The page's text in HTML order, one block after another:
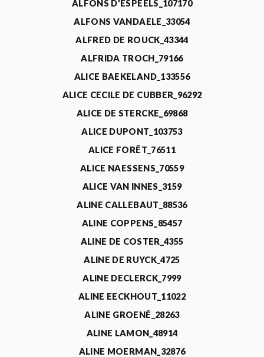
ALFONS D’ESPEELS_107170
ALFONS VANDAELE_33054
ALFRED DE ROUCK_43344
ALFRIDA TROCH_79166
ALICE BAEKELAND_133556
ALICE CECILE DE CUBBER_96292
ALICE DE STERCKE_69868
ALICE DUPONT_103753
ALICE FORÊT_76511
ALICE NAESSENS_70559
ALICE VAN INNES_3159
ALINE CALLEBAUT_88536
ALINE COPPENS_85457
ALINE DE COSTER_4355
ALINE DE RUYCK_4725
ALINE DECLERCK_7999
ALINE EECKHOUT_11022
ALINE GROENÉ_28263
ALINE LAMON_48914
ALINE MOERMAN_32876